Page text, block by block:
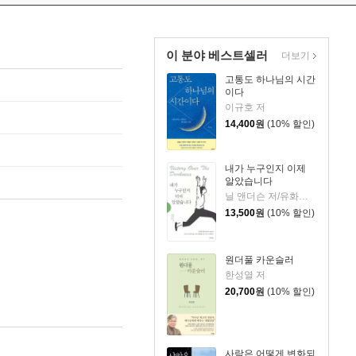
이 분야 베스트셀러
고통도 하나님의 시간
이다
이규호 저
14,400원 (10% 할인)
내가 누구인지 이제
알았습니다
닐 앤더슨 저/유화자 역
13,500원 (10% 할인)
원더풀 카운슬러
한성열 저
20,700원 (10% 할인)
사람은 어떻게 변화되
더보기